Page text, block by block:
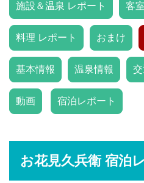
施設＆温泉 レポート 客
料理 レポート おまけ
基本情報 温泉情報
動画 宿泊レポート
お花見久兵衛 宿泊